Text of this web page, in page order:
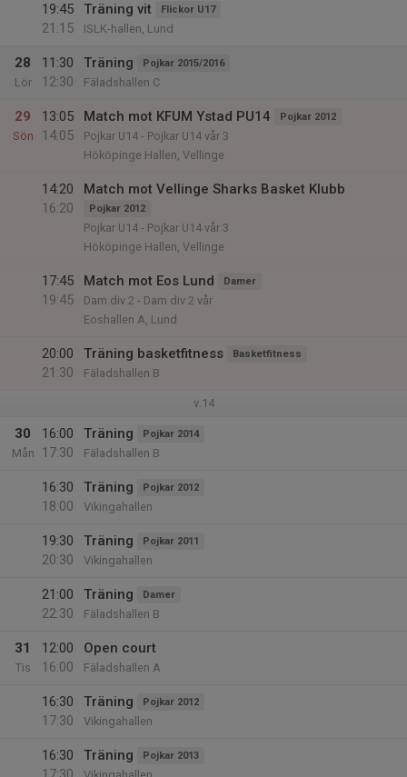
19:45
21:15
Träning vit Flickor U17
ISLK-hallen, Lund
28
Lör
11:30
12:30
Träning Pojkar 2015/2016
Fäladshallen C
29
Sön
13:05
14:05
Match mot KFUM Ystad PU14 Pojkar 2012
Pojkar U14 - Pojkar U14 vår 3
Hököpinge Hallen, Vellinge
14:20
16:20
Match mot Vellinge Sharks Basket Klubb
Pojkar 2012
Pojkar U14 - Pojkar U14 vår 3
Hököpinge Hallen, Vellinge
17:45
19:45
Match mot Eos Lund Damer
Dam div 2 - Dam div 2 vår
Eoshallen A, Lund
20:00
21:30
Träning basketfitness Basketfitness
Fäladshallen B
v.14
30
Mån
16:00
17:30
Träning Pojkar 2014
Fäladshallen B
16:30
18:00
Träning Pojkar 2012
Vikingahallen
19:30
20:30
Träning Pojkar 2011
Vikingahallen
21:00
22:30
Träning Damer
Fäladshallen B
31
Tis
12:00
16:00
Open court
Fäladshallen A
16:30
17:30
Träning Pojkar 2012
Vikingahallen
16:30
Träning Pojkar 2013